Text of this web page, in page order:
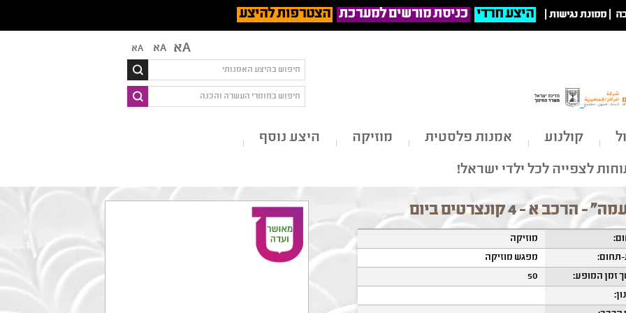
ממונת נגישות היצע חרדי כניסת מורשים למערכת הצטרפות להיצע
Aא Aא Aא
קולנוע אמנות פלסטית מוזיקה
היצע נוסף
לצפייה לכל ילדי ישראל!
- הרכב א - 4 קונצרטים ביום
מוזיקה
תחום:
מפגש מוזיקה
זמן המופע:
50